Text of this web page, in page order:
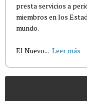
presta servicios a
miembros en los
mundo.
El Nuevo... Leer más